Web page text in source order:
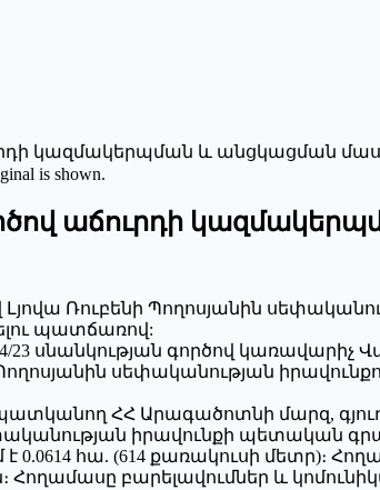
կազմակերպման և անցկացման
is shown.
աճուրդի
Լյովա Ռուբենի Պողոսյանին
պատճառով:
04/23 սնանկության գործով
Պողոսյանին սեփականության
ՀՀ Արագածոտնի մարզ,
իրավունքի պետական
հա. (614 քառակուսի մետր)։
բարելավումներ և